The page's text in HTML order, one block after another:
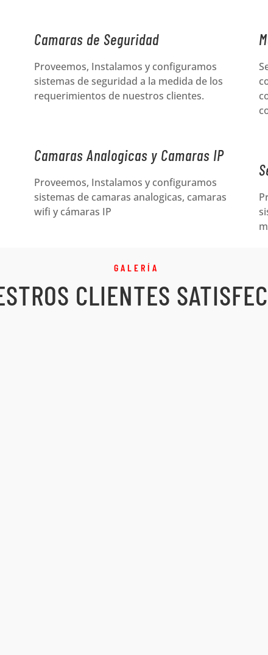
Camaras de Seguridad
Proveemos, Instalamos y configuramos
sistemas de seguridad a la medida de los
requerimientos de nuestros clientes.
Camaras Analogicas y Camaras IP
Proveemos, Instalamos y configuramos
sistemas de camaras analogicas, camaras
wifi y cámaras IP
GALERÍA
CLIENTES